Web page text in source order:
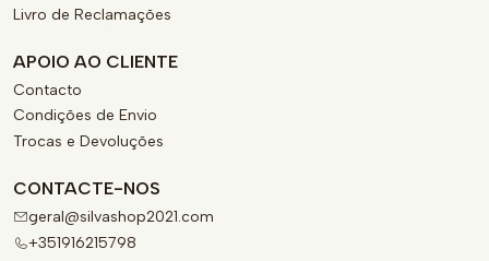
Livro de Reclamações
APOIO AO CLIENTE
Contacto
Condições de Envio
Trocas e Devoluções
CONTACTE-NOS
geral@silvashop2021.com
+351916215798